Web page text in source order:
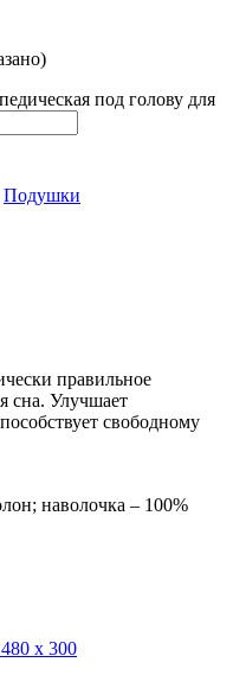
под голову для
Подушки
правильное
сна. Улучшает
свободному
наволочка – 100%
х 300